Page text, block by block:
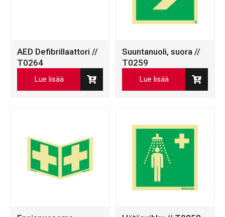
AED Defibrillaattori //
T0264
Lue lisää
Suuntanuoli, suora //
T0259
Lue lisää